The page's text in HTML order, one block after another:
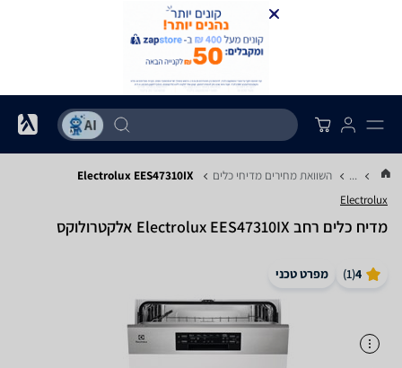
... השוואת מחירים מדיחי כלים Electrolux EES47310IX
Electrolux
מדיח כלים ‏רחב Electrolux EES47310IX אלקטרולוקס
4
(
1
) מפרט טכני